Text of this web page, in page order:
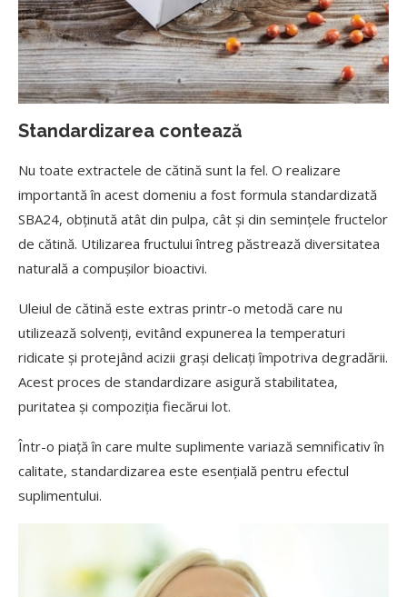
Standardizarea contează
Nu toate extractele de cătină sunt la fel. O realizare
importantă în acest domeniu a fost formula standardizată
SBA24, obținută atât din pulpa, cât și din semințele fructelor
de cătină. Utilizarea fructului întreg păstrează diversitatea
naturală a compușilor bioactivi.
Uleiul de cătină este extras printr-o metodă care nu
utilizează solvenți, evitând expunerea la temperaturi
ridicate și protejând acizii grași delicați împotriva degradării.
Acest proces de standardizare asigură stabilitatea,
puritatea și compoziția fiecărui lot.
Într-o piață în care multe suplimente variază semnificativ în
calitate, standardizarea este esențială pentru efectul
suplimentului.